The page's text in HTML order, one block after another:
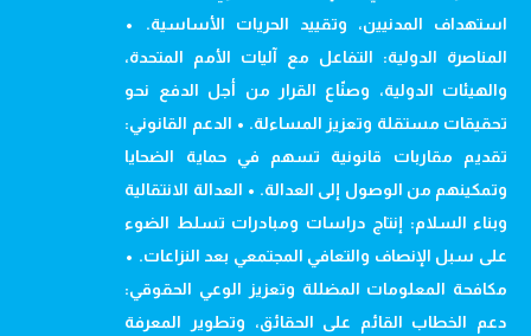
استهداف المدنيين، وتقييد الحريات الأساسية. •
المناصرة الدولية: التفاعل مع آليات الأمم المتحدة،
والهيئات الدولية، وصنّاع القرار من أجل الدفع نحو
تحقيقات مستقلة وتعزيز المساءلة. • الدعم القانوني:
تقديم مقاربات قانونية تسهم في حماية الضحايا
وتمكينهم من الوصول إلى العدالة. • العدالة الانتقالية
وبناء السلام: إنتاج دراسات ومبادرات تسلط الضوء
على سبل الإنصاف والتعافي المجتمعي بعد النزاعات. •
مكافحة المعلومات المضللة وتعزيز الوعي الحقوقي:
دعم الخطاب القائم على الحقائق، وتطوير المعرفة